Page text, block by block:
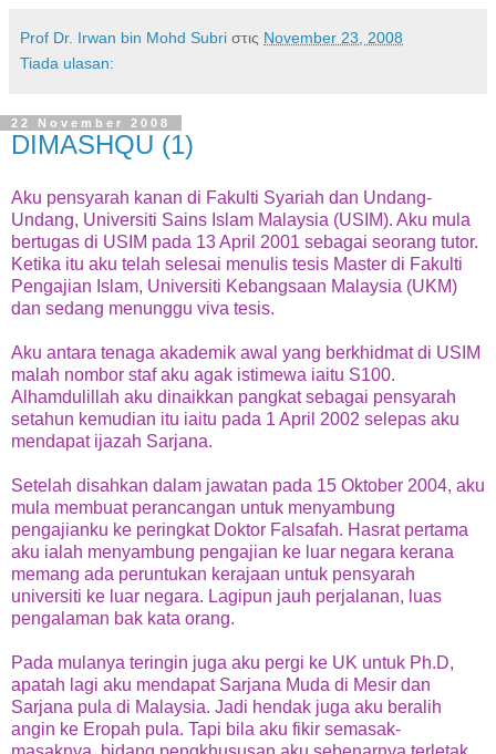
Prof Dr. Irwan bin Mohd Subri στις November 23, 2008
Tiada ulasan:
22 November 2008
DIMASHQU (1)
Aku pensyarah kanan di Fakulti Syariah dan Undang-
Undang, Universiti Sains Islam Malaysia (USIM). Aku mula
bertugas di USIM pada 13 April 2001 sebagai seorang tutor.
Ketika itu aku telah selesai menulis tesis Master di Fakulti
Pengajian Islam, Universiti Kebangsaan Malaysia (UKM)
dan sedang menunggu viva tesis.
Aku antara tenaga akademik awal yang berkhidmat di USIM
malah nombor staf aku agak istimewa iaitu S100.
Alhamdulillah aku dinaikkan pangkat sebagai pensyarah
setahun kemudian itu iaitu pada 1 April 2002 selepas aku
mendapat ijazah Sarjana.
Setelah disahkan dalam jawatan pada 15 Oktober 2004, aku
mula membuat perancangan untuk menyambung
pengajianku ke peringkat Doktor Falsafah. Hasrat pertama
aku ialah menyambung pengajian ke luar negara kerana
memang ada peruntukan kerajaan untuk pensyarah
universiti ke luar negara. Lagipun jauh perjalanan, luas
pengalaman bak kata orang.
Pada mulanya teringin juga aku pergi ke UK untuk Ph.D,
apatah lagi aku mendapat Sarjana Muda di Mesir dan
Sarjana pula di Malaysia. Jadi hendak juga aku beralih
angin ke Eropah pula. Tapi bila aku fikir semasak-